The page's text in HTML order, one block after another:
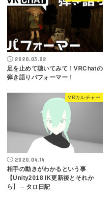
2020.03.02
足を止めて聴いてみて！VRChatの
弾き語りパフォーマー！
VRカルチャー
2020.04.14
相手の動きがわかるという事
【Unity2018 IK更新後とそれか
ら】 – タロ日記